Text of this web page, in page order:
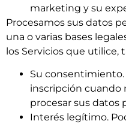
marketing y su
Procesamos sus datos
una o varias bases
los Servicios que utilice,
Su consentimiento.
inscripción cuando
procesar sus datos
Interés legítimo.